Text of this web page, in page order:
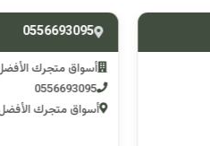
متجرك الأفضل (حائل)